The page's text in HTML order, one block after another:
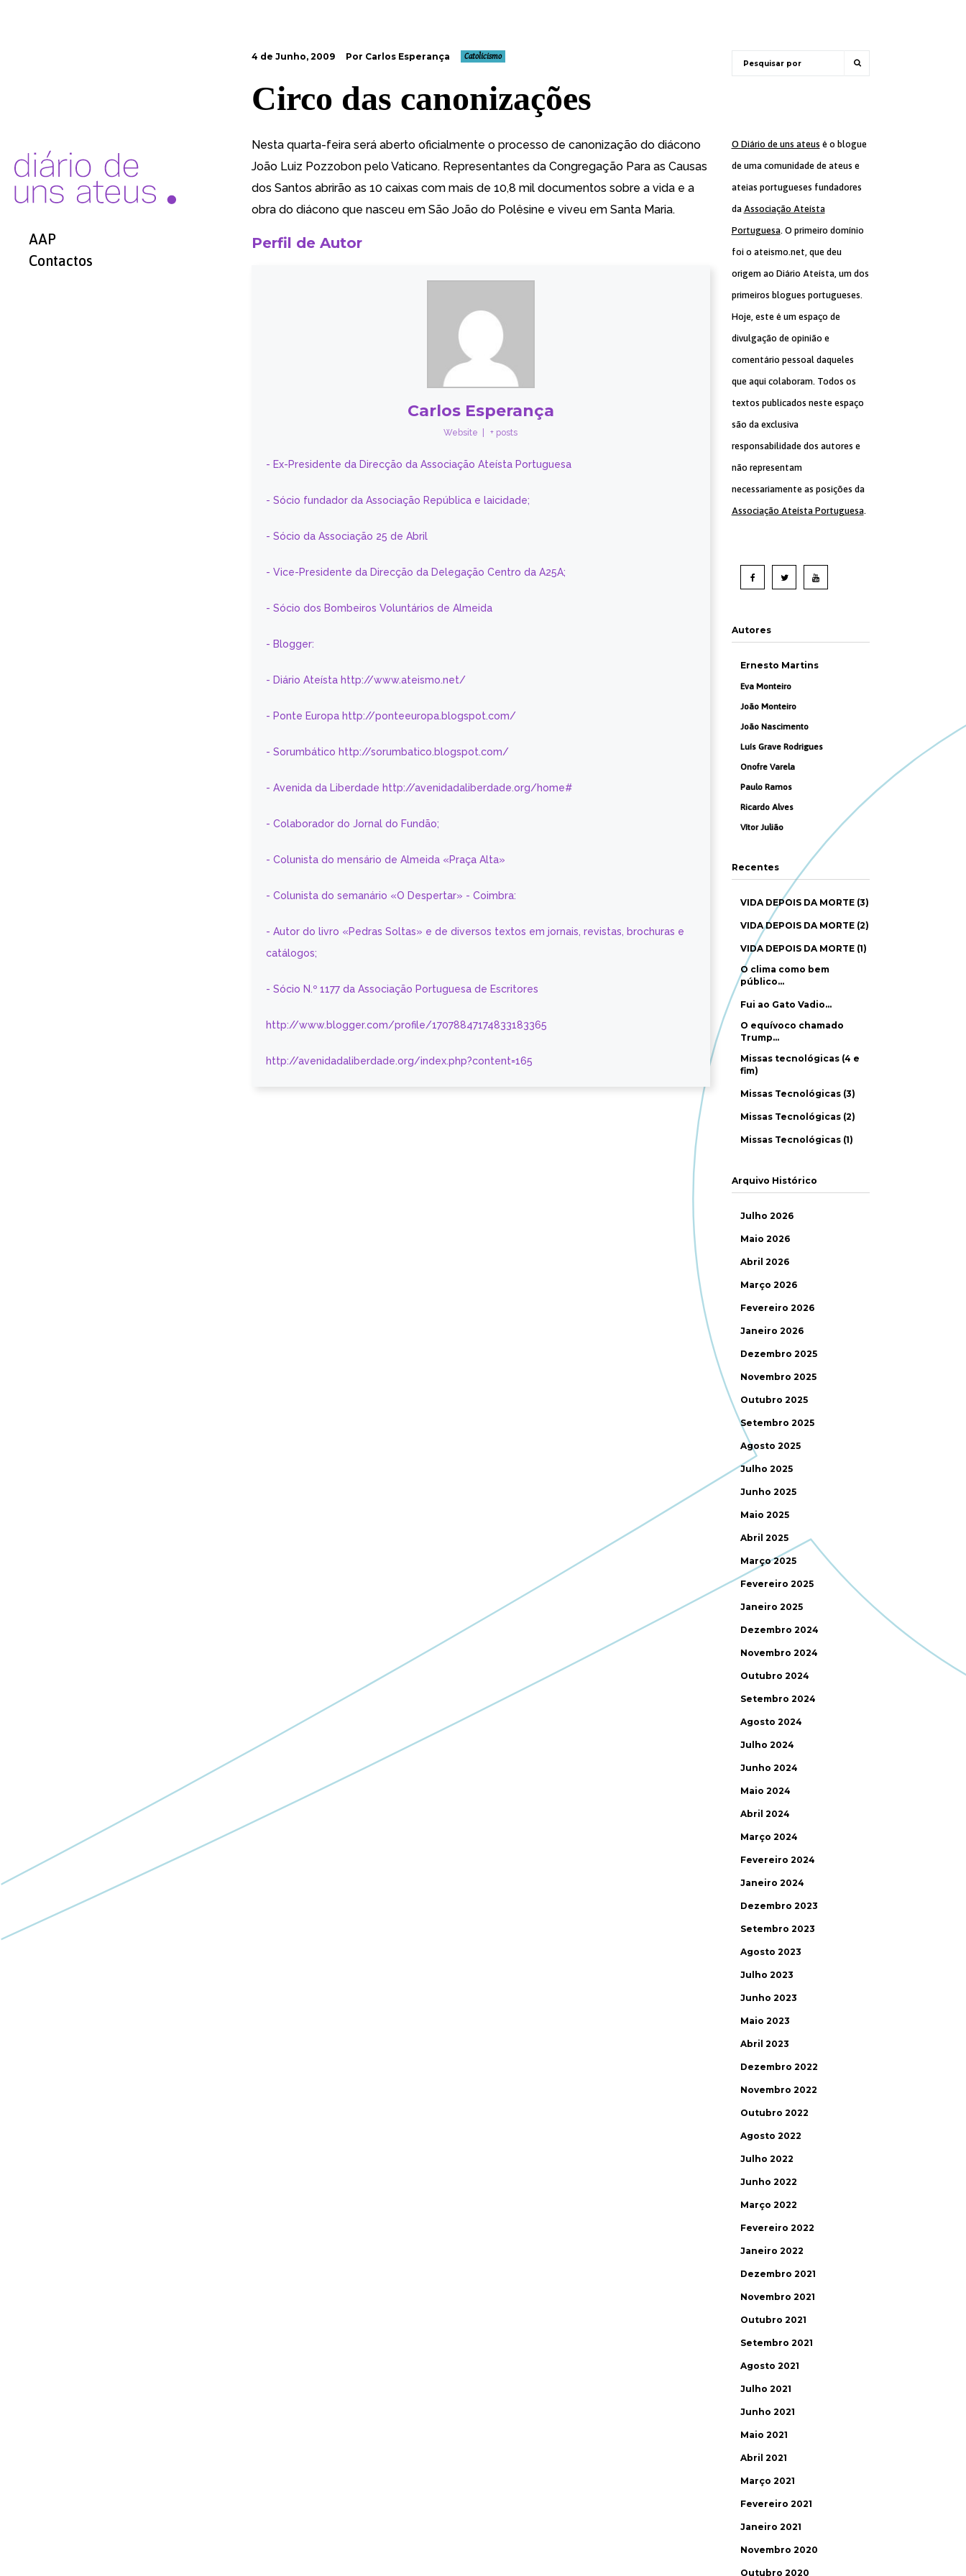
AAP
Contactos
4 de Junho, 2009 Por Carlos Esperança Catolicismo
Circo das canonizações
Nesta quarta-feira será aberto oficialmente o processo de canonização do diácono
João Luiz Pozzobon pelo Vaticano. Representantes da Congregação Para as Causas
dos Santos abrirão as 10 caixas com mais de 10,8 mil documentos sobre a vida e a
obra do diácono que nasceu em São João do Polêsine e viveu em Santa Maria.
Perfil de Autor
Carlos Esperança
Website + posts
- Ex-Presidente da Direcção da Associação Ateísta Portuguesa
- Sócio fundador da Associação República e laicidade;
- Sócio da Associação 25 de Abril
- Vice-Presidente da Direcção da Delegação Centro da A25A;
- Sócio dos Bombeiros Voluntários de Almeida
- Blogger:
- Diário Ateísta http://www.ateismo.net/
- Ponte Europa http://ponteeuropa.blogspot.com/
- Sorumbático http://sorumbatico.blogspot.com/
- Avenida da Liberdade http://avenidadaliberdade.org/home#
- Colaborador do Jornal do Fundão;
- Colunista do mensário de Almeida «Praça Alta»
- Colunista do semanário «O Despertar» - Coimbra:
- Autor do livro «Pedras Soltas» e de diversos textos em jornais, revistas, brochuras e
catálogos;
- Sócio N.º 1177 da Associação Portuguesa de Escritores
http://www.blogger.com/profile/17078847174833183365
http://avenidadaliberdade.org/index.php?content=165
O Diário de uns ateus é o blogue
de uma comunidade de ateus e
ateias portugueses fundadores
da Associação Ateísta
Portuguesa. O primeiro domínio
foi o ateismo.net, que deu
origem ao Diário Ateísta, um dos
primeiros blogues portugueses.
Hoje, este é um espaço de
divulgação de opinião e
comentário pessoal daqueles
que aqui colaboram. Todos os
textos publicados neste espaço
são da exclusiva
responsabilidade dos autores e
não representam
necessariamente as posições da
Associação Ateísta Portuguesa.
Autores
Ernesto Martins
Eva Monteiro
João Monteiro
João Nascimento
Luís Grave Rodrigues
Onofre Varela
Paulo Ramos
Ricardo Alves
Vítor Julião
Recentes
VIDA DEPOIS DA MORTE (3)
VIDA DEPOIS DA MORTE (2)
VIDA DEPOIS DA MORTE (1)
O clima como bem
público…
Fui ao Gato Vadio…
O equívoco chamado
Trump…
Missas tecnológicas (4 e
fim)
Missas Tecnológicas (3)
Missas Tecnológicas (2)
Missas Tecnológicas (1)
Arquivo Histórico
Julho 2026
Maio 2026
Abril 2026
Março 2026
Fevereiro 2026
Janeiro 2026
Dezembro 2025
Novembro 2025
Outubro 2025
Setembro 2025
Agosto 2025
Julho 2025
Junho 2025
Maio 2025
Abril 2025
Março 2025
Fevereiro 2025
Janeiro 2025
Dezembro 2024
Novembro 2024
Outubro 2024
Setembro 2024
Agosto 2024
Julho 2024
Junho 2024
Maio 2024
Abril 2024
Março 2024
Fevereiro 2024
Janeiro 2024
Dezembro 2023
Setembro 2023
Agosto 2023
Julho 2023
Junho 2023
Maio 2023
Abril 2023
Dezembro 2022
Novembro 2022
Outubro 2022
Agosto 2022
Julho 2022
Junho 2022
Março 2022
Fevereiro 2022
Janeiro 2022
Dezembro 2021
Novembro 2021
Outubro 2021
Setembro 2021
Agosto 2021
Julho 2021
Junho 2021
Maio 2021
Abril 2021
Março 2021
Fevereiro 2021
Janeiro 2021
Novembro 2020
Outubro 2020